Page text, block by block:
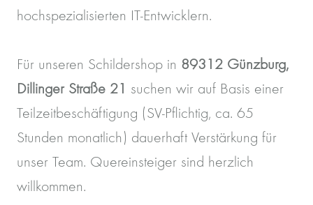
hochspezialisierten IT-Entwicklern.
Für unseren Schildershop in 89312 Günzburg,
Dillinger Straße 21 suchen wir auf Basis einer
Teilzeitbeschäftigung (SV-Pflichtig, ca. 65
Stunden monatlich) dauerhaft Verstärkung für
unser Team. Quereinsteiger sind herzlich
willkommen.